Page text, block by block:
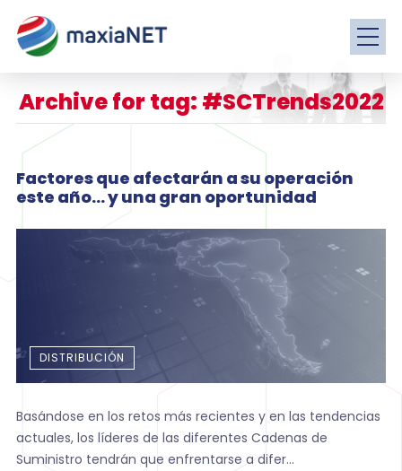
Archive for tag: #SCTrends2022
Factores que afectarán a su operación
este año… y una gran oportunidad
DISTRIBUCIÓN
Basándose en los retos más recientes y en las tendencias
actuales, los líderes de las diferentes Cadenas de
Suministro tendrán que enfrentarse a difer...